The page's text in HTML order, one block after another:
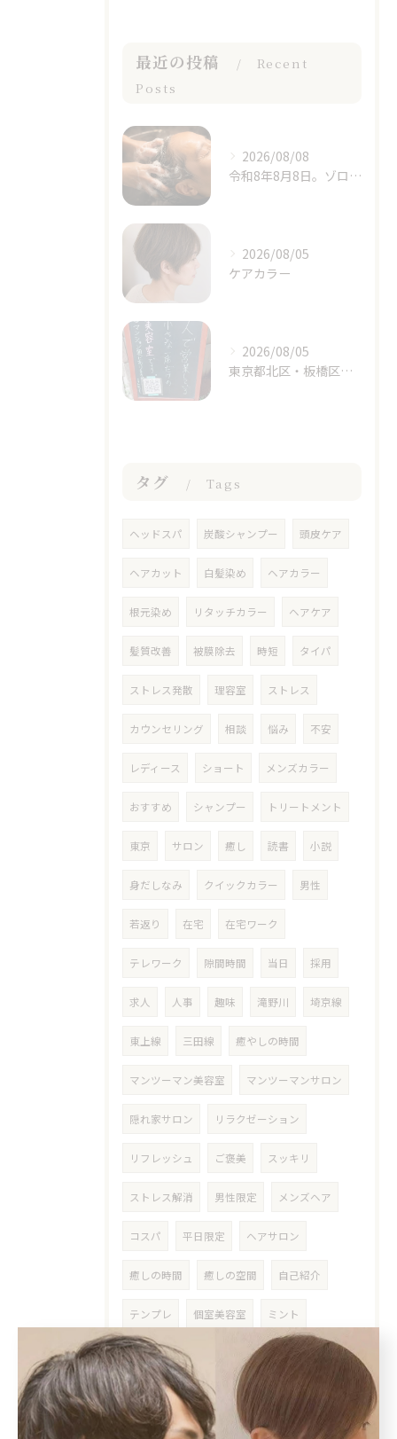
最近の投稿
Recent
Posts
2026/08/08
令和8年8月8日。ゾロ目の日と立秋、季節の変わり目に思うこと
2026/08/05
ケアカラー
2026/08/05
東京都北区・板橋区でヘアマニキュアをお探しの方へ｜頭皮がしみる方のための白髪染めという選択肢
タグ Tags
ヘッドスパ 炭酸シャンプー 頭皮ケア
ヘアカット 白髪染め ヘアカラー
根元染め リタッチカラー ヘアケア
髪質改善 被膜除去 時短 タイパ
ストレス発散 理容室 ストレス
カウンセリング 相談 悩み 不安
レディース ショート メンズカラー
おすすめ シャンプー トリートメント
東京 サロン 癒し 読書 小説
身だしなみ クイックカラー 男性
若返り 在宅 在宅ワーク
テレワーク 隙間時間 当日 採用
求人 人事 趣味 滝野川 埼京線
東上線 三田線 癒やしの時間
マンツーマン美容室 マンツーマンサロン
隠れ家サロン リラクゼーション
リフレッシュ ご褒美 スッキリ
ストレス解消 男性限定 メンズヘア
コスパ 平日限定 ヘアサロン
癒しの時間 癒しの空間 自己紹介
テンプレ 個室美容室 ミント
ミントシャンプー ミントスパ
ミントヘッドスパ 夏 期間限定
フェイシャルエステ エステ